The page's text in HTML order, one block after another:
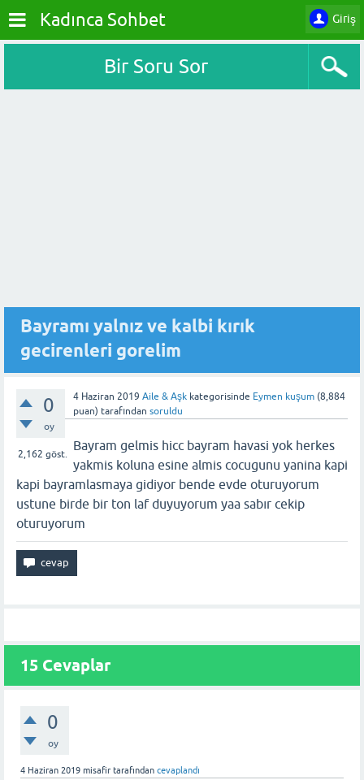
Giriş
Kadınca Sohbet
Bir Soru Sor
Bayramı yalnız ve kalbi kırık
gecirenleri gorelim
0
oy
2,162 göst.
4 Haziran 2019 Aile & Aşk kategorisinde Eymen kuşum (8,884
puan) tarafından soruldu
Bayram gelmis hicc bayram havasi yok herkes
yakmis koluna esine almis cocugunu yanina kapi
kapi bayramlasmaya gidiyor bende evde oturuyorum
ustune birde bir ton laf duyuyorum yaa sabır cekip
oturuyorum
15 Cevaplar
0
oy
4 Haziran 2019 misafir tarafından cevaplandı